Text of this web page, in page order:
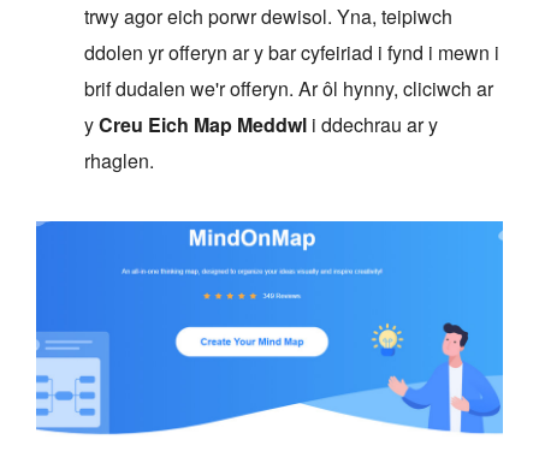
trwy agor eich porwr dewisol. Yna, teipiwch
ddolen yr offeryn ar y bar cyfeiriad i fynd i mewn i
brif dudalen we'r offeryn. Ar ôl hynny, cliciwch ar
yCreu Eich Map Meddwl i ddechrau ar y
rhaglen.